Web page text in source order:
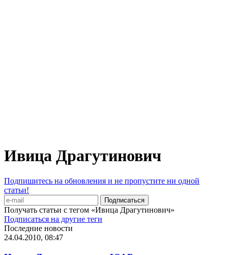
Ивица Драгутинович
Подпишитесь на обновления и не пропустите ни одной
статьи!
Получать статьи с тегом «Ивица Драгутинович»
Подписаться на другие теги
Последние новости
24.04.2010, 08:47